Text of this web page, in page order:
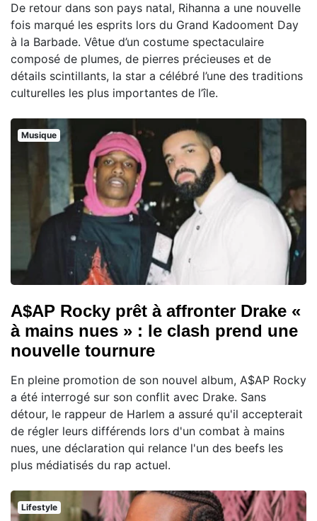
De retour dans son pays natal, Rihanna a une nouvelle
fois marqué les esprits lors du Grand Kadooment Day
à la Barbade. Vêtue d’un costume spectaculaire
composé de plumes, de pierres précieuses et de
détails scintillants, la star a célébré l’une des traditions
culturelles les plus importantes de l’île.
Musique
A$AP Rocky prêt à affronter Drake «
à mains nues » : le clash prend une
nouvelle tournure
En pleine promotion de son nouvel album, A$AP Rocky
a été interrogé sur son conflit avec Drake. Sans
détour, le rappeur de Harlem a assuré qu'il accepterait
de régler leurs différends lors d'un combat à mains
nues, une déclaration qui relance l'un des beefs les
plus médiatisés du rap actuel.
Lifestyle